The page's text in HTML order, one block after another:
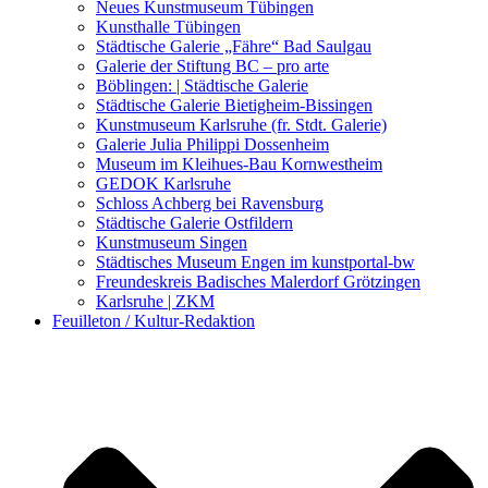
Kunstwettbewerbe, Ausschreibungen für Künstler
Neues Kunstmuseum Tübingen
Kunsthalle Tübingen
Städtische Galerie „Fähre“ Bad Saulgau
Galerie der Stiftung BC – pro arte
Böblingen: | Städtische Galerie
Städtische Galerie Bietigheim-Bissingen
Kunstmuseum Karlsruhe (fr. Stdt. Galerie)
Galerie Julia Philippi Dossenheim
Museum im Kleihues-Bau Kornwestheim
GEDOK Karlsruhe
Schloss Achberg bei Ravensburg
Städtische Galerie Ostfildern
Kunstmuseum Singen
Städtisches Museum Engen im kunstportal-bw
Freundeskreis Badisches Malerdorf Grötzingen
Karlsruhe | ZKM
Feuilleton / Kultur-Redaktion